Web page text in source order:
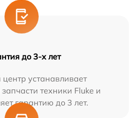
до 3-х лет
устанавливает
техники Fluke и
гарантию до 3 лет.